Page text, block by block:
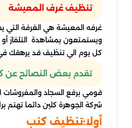
تنظيف غرف المعيشة
غرفه المعيشة هي الغرفة التي
ويستمتعون بمشاهدة التلفاز
كل يوم الي تنظيف قد يرهقك في
تقدم بعض النصائح عن
قومي برفع السجاد والمفروشات
شركة الجوهرة كلين دائما تهتم
أولا:تنظيف كنب